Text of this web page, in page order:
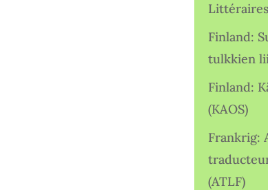
Finland:
tulkkien
Finland:
(KAOS)
Frankrig:
(ATLF)